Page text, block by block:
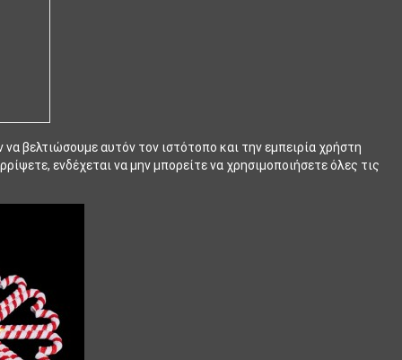
βελτιώσουμε αυτόν τον ιστότοπο και την εμπειρία χρήστη
ενδέχεται να μην μπορείτε να χρησιμοποιήσετε όλες τις